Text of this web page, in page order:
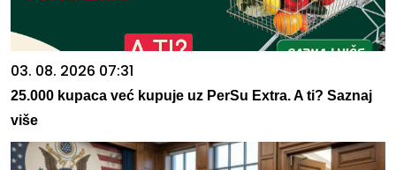
03. 08. 2026 07:31
25.000 kupaca već kupuje uz PerSu Extra. A ti? Saznaj
više